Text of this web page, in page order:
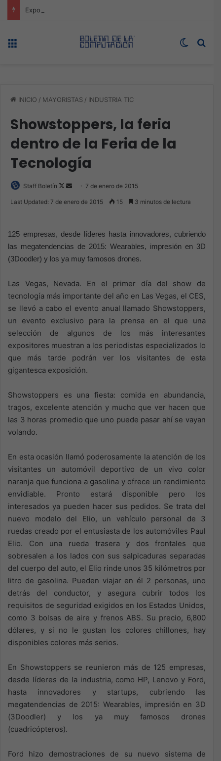
Switch
INICIO / MAYORISTAS / INDUSTRIA TIC
Showstoppers, la feria
dentro de la Feria de la
Tecnología
Staff Boletín
Follow
Send7 de enero de 2015
Last Updated: 7 de enero de 2015 15 3 minutos de lectura
125 empresas, desde líderes hasta innovadores, cubriendo
las megatendencias de 2015: Wearables, impresión en 3D
(3Doodler) y los ya muy famosos drones.
Las Vegas, Nevada. En el primer día del show de
tecnología más importante del año en Las Vegas, el CES,
se llevó a cabo el evento anual llamado Showstoppers,
un evento exclusivo para la prensa en el que una
selección de algunos de los más interesantes
expositores muestran a los periodistas especializados lo
que más tarde podrán ver los visitantes de esta
gigantesca exposición.
Showstoppers es una fiesta: comida en abundancia,
tragos, excelente atención y mucho que ver hacen que
las 3 horas promedio que uno puede pasar ahí se vayan
volando.
En esta ocasión llamó poderosamente la atención de los
visitantes un automóvil deportivo de un vivo color
naranja que funciona a gasolina y ofrece un rendimiento
envidiable. Pronto estará disponible pero los
interesados ya pueden hacer sus pedidos. Se trata del
nuevo modelo del Elio, un vehículo personal de 3
ruedas creado por el entusiasta de los automóviles Paul
Elio. Con una rueda trasera y dos frontales que
sobresalen a los lados con sus salpicaduras separadas
del cuerpo del auto, el Elio rinde unos 35 kilómetros por
litro de gasolina. Pueden viajar en él 2 personas, uno
detrás del conductor, y asegura cubrir todos los
requisitos de seguridad exigidos en los Estados Unidos,
como 3 bolsas de aire y frenos ABS. Su precio, 6,800
dólares, y si no le gustan los colores chillones, hay
disponibles colores más serios.
En Showstoppers se reunieron más de 125 empresas,
desde líderes de la industria, como HP, Lenovo y Ford,
hasta innovadores y startups, cubriendo las
megatendencias de 2015: Wearables, impresión en 3D
(3Doodler) y los ya muy famosos drones
(cuadricópteros).
Ford hizo demostraciones de su nuevo sistema de